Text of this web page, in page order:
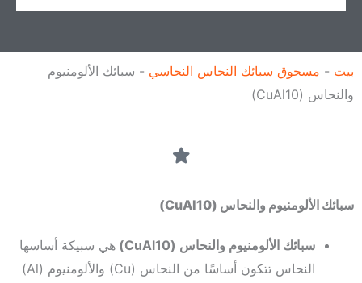
ل
ل
ك
ت
بيت - مسحوق سبائك النحاس النحاسي - سبائك الألومنيوم
والنحاس (CuAl10)
سبائك الألومنيوم والنحاس (CuAl10)
سبائك الألومنيوم والنحاس (CuAl10)
هي سبيكة أساسها
النحاس تتكون أساسًا من النحاس (Cu) والألومنيوم (Al)